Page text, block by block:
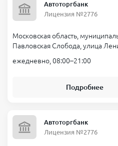
Автоторгбанк
Лицензия №2776
Московская область,
Павловская Слобода, улица
ежедневно, 08:00–21:00
Подробнее
Автоторгбанк
Лицензия №2776